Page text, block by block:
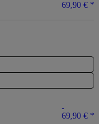
69,90 € *
69,90 € *